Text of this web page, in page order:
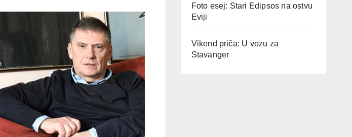
Foto esej: Stari Edipsos na ostvu
Eviji
Vikend priča: U vozu za
Stavanger